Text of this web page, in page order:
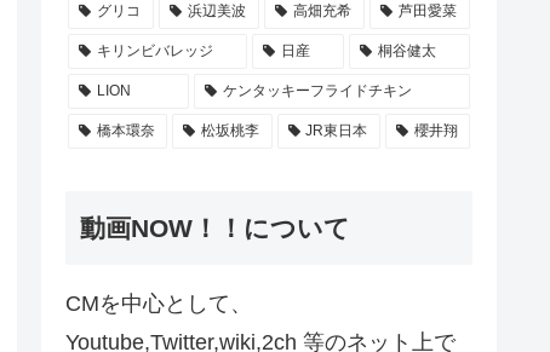
グリコ 浜辺美波 高畑充希 芦田愛菜
キリンビバレッジ 日産 桐谷健太
LION ケンタッキーフライドチキン
橋本環奈 松坂桃李 JR東日本 櫻井翔
動画NOW！！について
CMを中心として、
Youtube,Twitter,wiki,2ch 等のネット上で